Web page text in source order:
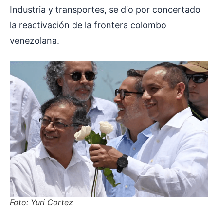
Industria y transportes, se dio por concertado
la reactivación de la frontera colombo
venezolana.
Foto: Yuri Cortez